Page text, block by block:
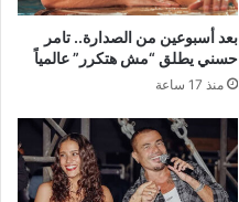
بعد أسبوعين من الصدارة.. تامر
حسني يطلق “مش هتكرر” عالمياً
منذ 17 ساعة